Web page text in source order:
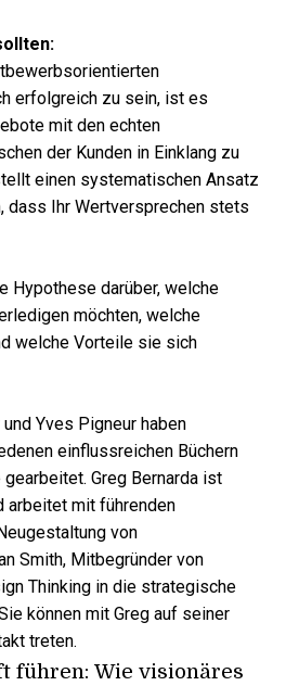
erfolgreich zu sein, ist es
mit den echten
der Kunden in Einklang zu
einen systematischen Ansatz
dass Ihr Wertversprechen stets
Hypothese darüber, welche
möchten, welche
welche Vorteile sie sich
Yves Pigneur haben
einflussreichen Büchern
Greg Bernarda ist
arbeitet mit führenden
von
Smith, Mitbegründer von
Thinking in die strategische
können mit Greg auf seiner
treten.
führen: Wie visionäres